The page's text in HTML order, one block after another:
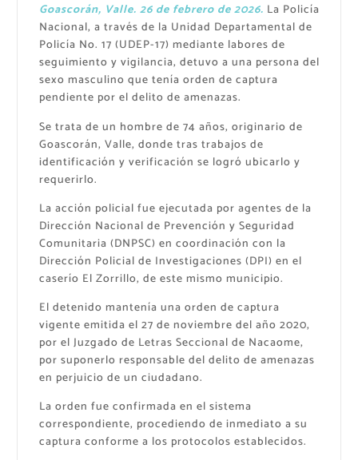
Goascorán, Valle. 26 de febrero de 2026. La Policía
Nacional, a través de la Unidad Departamental de
Policía No. 17 (UDEP-17) mediante labores de
seguimiento y vigilancia, detuvo a una persona del
sexo masculino que tenía orden de captura
pendiente por el delito de amenazas.
Se trata de un hombre de 74 años, originario de
Goascorán, Valle, donde tras trabajos de
identificación y verificación se logró ubicarlo y
requerirlo.
La acción policial fue ejecutada por agentes de la
Dirección Nacional de Prevención y Seguridad
Comunitaria (DNPSC) en coordinación con la
Dirección Policial de Investigaciones (DPI) en el
caserío El Zorrillo, de este mismo municipio.
El detenido mantenía una orden de captura
vigente emitida el 27 de noviembre del año 2020,
por el Juzgado de Letras Seccional de Nacaome,
por suponerlo responsable del delito de amenazas
en perjuicio de un ciudadano.
La orden fue confirmada en el sistema
correspondiente, procediendo de inmediato a su
captura conforme a los protocolos establecidos.